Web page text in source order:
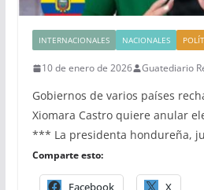
INTERNACIONALES NACIONALES
10 de enero de 2026 Guatediario
Gobiernos de varios países
Xiomara Castro quiere anular
*** La presidenta hondureña,
Comparte esto:
Facebook X